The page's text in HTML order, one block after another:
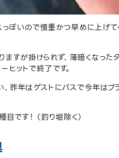
ぽいので慎重かつ早めに上げて
ますが掛けられず、薄暗くなっ
ヒットで終了です。
昨年はゲストにバスで今年は
です！ （釣り堀除く）